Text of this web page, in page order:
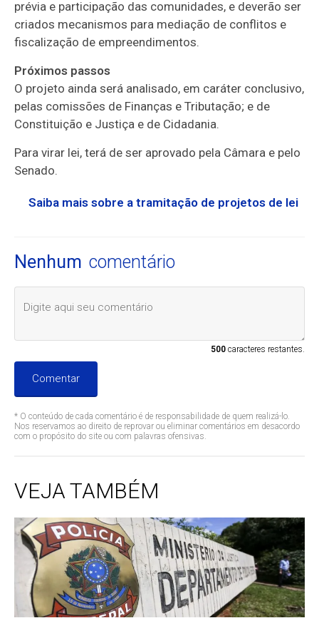
prévia e participação das comunidades, e deverão ser
criados mecanismos para mediação de conflitos e
fiscalização de empreendimentos.
Próximos passos
O projeto ainda será analisado, em caráter conclusivo,
pelas comissões de Finanças e Tributação; e de
Constituição e Justiça e de Cidadania.
Para virar lei, terá de ser aprovado pela Câmara e pelo
Senado.
Saiba mais sobre a tramitação de projetos de lei
Nenhum comentário
500caracteres restantes.
Comentar
* O conteúdo de cada comentário é de responsabilidade de quem realizá-lo.
Nos reservamos ao direito de reprovar ou eliminar comentários em desacordo
com o propósito do site ou com palavras ofensivas.
VEJA TAMBÉM